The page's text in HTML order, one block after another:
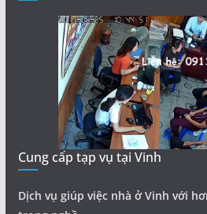
Cung cấp tạp vụ tại Vinh
Dịch vụ giúp việc nhà ở Vinh với